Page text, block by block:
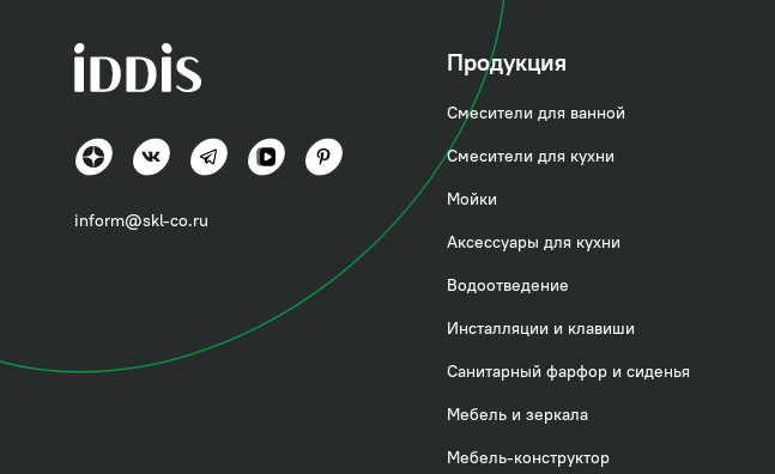
Бэйсик (Basic)
inform@skl-co.ru
Продукция
Смесители для ванной
Смесители для кухни
Мойки
Аксессуары для кухни
Водоотведение
Инсталляции и клавиши
Санитарный фарфор и сиденья
Мебель и зеркала
Мебель-конструктор